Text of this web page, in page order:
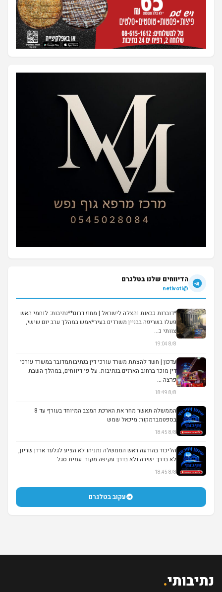
הדיווחים שלנו בטלגרם
@netivoti
*דוברות כבאות והצלה לישראל | מחוז דרום**נתיבות: לוחמי האש
פעלו בשריפה בבניין משרדים בעיר*אמש במהלך ערב יום שישי,
צוותי כ...
8/8 19:04
עדכון | חשד להצתת משרד עורכי דין בנתיבותמדובר במשרד עורכי
דין מוכר ברחוב הארזים בנתיבות. על פי דיווחים, במהלך השבת
פרצה ...
8/8 18:49
הממשלה תאשר מחר את הארכת המצב המיוחד בעורף עד 8
בספטמברמקור: מיכאל שמש
8/8 18:45
הליכוד בהודעה:ראש הממשלה נתניהו לא הציע לגלעד ארדן שריון,
לא בדרך ישירה ולא בדרך עקיפה.מקור: עמית סגל
8/8 18:45
עקוב בטלגרם
נתיבותי.